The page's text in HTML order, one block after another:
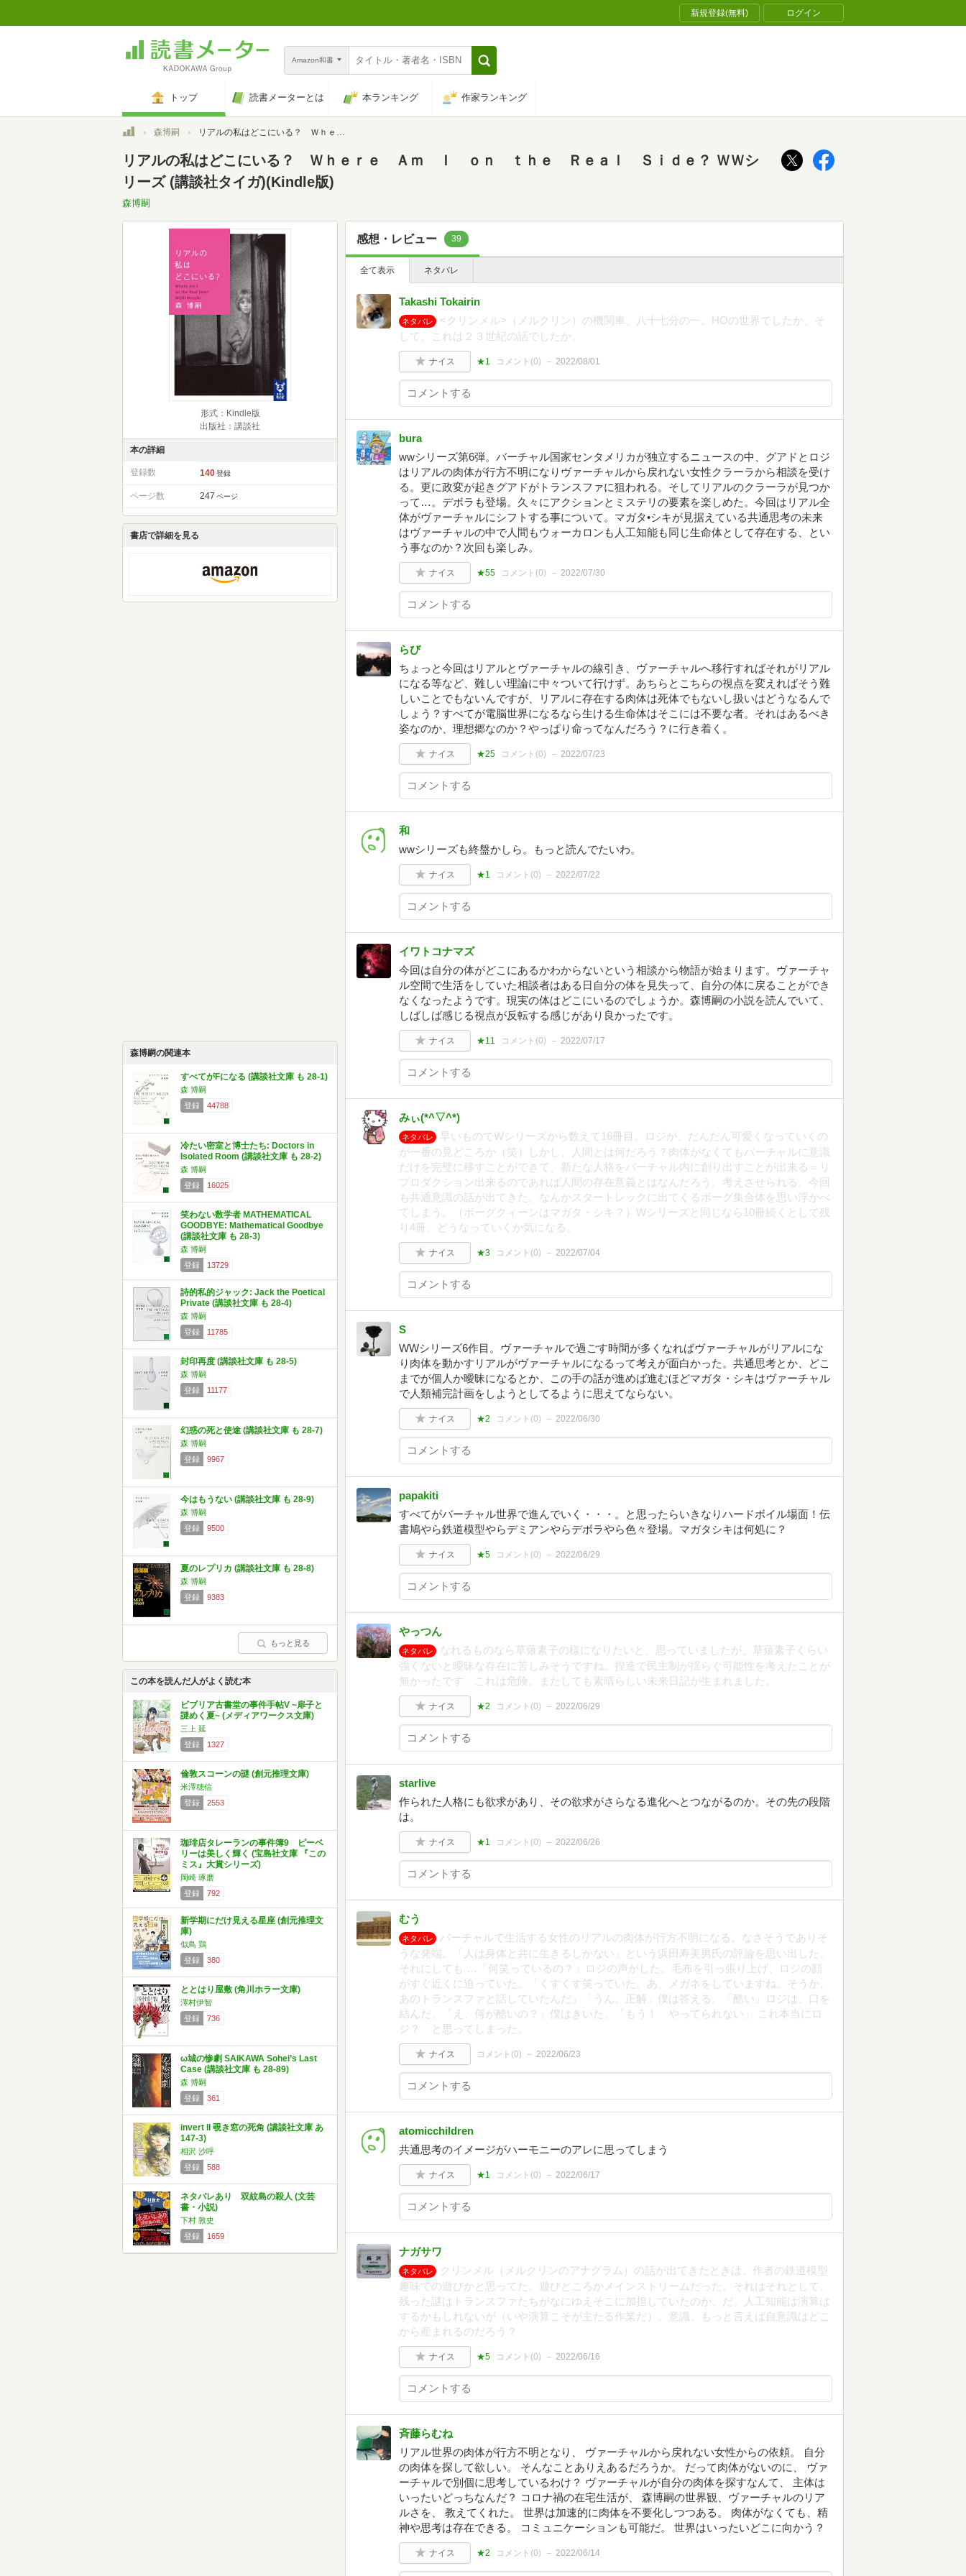
新規登録(無料) ログイン
Amazon和書
トップ 読書メーターとは 本ランキング 作家ランキング
トップ森博嗣 リアルの私はどこにいる？ Ｗｈｅｒｅ Ａｍ Ｉ ｏｎ ｔｈｅ Ｒｅａｌ Ｓｉｄｅ？ ＷＷシリーズ (講談社タイガ)
リアルの私はどこにいる？ Ｗｈｅｒｅ Ａｍ Ｉ ｏｎ ｔｈｅ Ｒｅａｌ Ｓｉｄｅ？ ＷＷシ
リーズ (講談社タイガ)(Kindle版)
森博嗣
形式：Kindle版
出版社：講談社
本の詳細
登録数 140 登録
ページ数 247 ページ
書店で詳細を見る
森博嗣の関連本
すべてがFになる (講談社文庫 も 28-1)
森 博嗣
登録
44788
冷たい密室と博士たち: Doctors in
Isolated Room (講談社文庫 も 28-2)
森 博嗣
登録
16025
笑わない数学者 MATHEMATICAL
GOODBYE: Mathematical Goodbye
(講談社文庫 も 28-3)
森 博嗣
登録
13729
詩的私的ジャック: Jack the Poetical
Private (講談社文庫 も 28-4)
森 博嗣
登録
11785
封印再度 (講談社文庫 も 28-5)
森 博嗣
登録
11177
幻惑の死と使途 (講談社文庫 も 28-7)
森 博嗣
登録
9967
今はもうない (講談社文庫 も 28-9)
森 博嗣
登録
9500
夏のレプリカ (講談社文庫 も 28-8)
森 博嗣
登録
9383
もっと見る
この本を読んだ人がよく読む本
ビブリア古書堂の事件手帖V ~扉子と
謎めく夏~ (メディアワークス文庫)
三上 延
登録
1327
倫敦スコーンの謎 (創元推理文庫)
米澤穂信
登録
2553
珈琲店タレーランの事件簿9 ピーベ
リーは美しく輝く (宝島社文庫 『この
ミス』大賞シリーズ)
岡崎 琢磨
登録
792
新学期にだけ見える星座 (創元推理文
庫)
似鳥 鶏
登録
380
ととはり屋敷 (角川ホラー文庫)
澤村伊智
登録
736
ω城の惨劇 SAIKAWA Sohei’s Last
Case (講談社文庫 も 28-89)
森 博嗣
登録
361
invert II 覗き窓の死角 (講談社文庫 あ
147-3)
相沢 沙呼
登録
588
ネタバレあり 双紋島の殺人 (文芸
書・小説)
下村 敦史
登録
1659
感想・レビュー 39
全て表示 ネタバレ
Takashi Tokairin
ネタバレ
<クリンメル>（メルクリン）の機関車、八十七分の一。HOの世界でしたか。そ
して、これは２３世紀の話でしたか。
ナイス ★1 コメント(0) 2022/08/01
bura
wwシリーズ第6弾。バーチャル国家センタメリカが独立するニュースの中、グアドとロジ
はリアルの肉体が行方不明になりヴァーチャルから戻れない女性クラーラから相談を受け
る。更に政変が起きグアドがトランスファに狙われる。そしてリアルのクラーラが見つか
って…。デボラも登場。久々にアクションとミステリの要素を楽しめた。今回はリアル全
体がヴァーチャルにシフトする事について。マガタ•シキが見据えている共通思考の未来
はヴァーチャルの中で人間もウォーカロンも人工知能も同じ生命体として存在する、とい
う事なのか？次回も楽しみ。
ナイス ★55 コメント(0) 2022/07/30
らび
ちょっと今回はリアルとヴァーチャルの線引き、ヴァーチャルへ移行すればそれがリアル
になる等など、難しい理論に中々ついて行けず。あちらとこちらの視点を変えればそう難
しいことでもないんですが、リアルに存在する肉体は死体でもないし扱いはどうなるんで
しょう？すべてが電脳世界になるなら生ける生命体はそこには不要な者。それはあるべき
姿なのか、理想郷なのか？やっぱり命ってなんだろう？に行き着く。
ナイス ★25 コメント(0) 2022/07/23
和
wwシリーズも終盤かしら。もっと読んでたいわ。
ナイス ★1 コメント(0) 2022/07/22
イワトコナマズ
今回は自分の体がどこにあるかわからないという相談から物語が始まります。ヴァーチャ
ル空間で生活をしていた相談者はある日自分の体を見失って、自分の体に戻ることができ
なくなったようです。現実の体はどこにいるのでしょうか。森博嗣の小説を読んでいて、
しばしば感じる視点が反転する感じがあり良かったです。
ナイス ★11 コメント(0) 2022/07/17
みぃ(*^▽^*)
ネタバレ
早いものでWシリーズから数えて16冊目。ロジが、だんだん可愛くなっていくの
が一番の見どころか（笑）しかし、人間とは何だろう？肉体がなくてもバーチャルに意識
だけを完璧に移すことができて、新たな人格をバーチャル内に創り出すことが出来る＝リ
プロダクション出来るのであれば人間の存在意義とはなんだろう。考えさせられる。今回
も共通意識の話が出てきた。なんかスタートレックに出てくるボーグ集合体を思い浮かべ
てしまう。（ボーグクィーンはマガタ・シキ？）Wシリーズと同じなら10冊続くとして残
り4冊。どうなっていくか気になる。
ナイス ★3 コメント(0) 2022/07/04
S
WWシリーズ6作目。ヴァーチャルで過ごす時間が多くなればヴァーチャルがリアルにな
り肉体を動かすリアルがヴァーチャルになるって考えが面白かった。共通思考とか、どこ
までが個人か曖昧になるとか、この手の話が進めば進むほどマガタ・シキはヴァーチャル
で人類補完計画をしようとしてるように思えてならない。
ナイス ★2 コメント(0) 2022/06/30
papakiti
すべてがバーチャル世界で進んでいく・・・。と思ったらいきなりハードボイル場面！伝
書鳩やら鉄道模型やらデミアンやらデボラやら色々登場。マガタシキは何処に？
ナイス ★5 コメント(0) 2022/06/29
やっつん
ネタバレ
なれるものなら草薙素子の様になりたいと、思っていましたが、草薙素子くらい
強くないと曖昧な存在に苦しみそうですね。捏造で民主制が揺らぐ可能性を考えたことが
無かったです。これは危険。またしても素晴らしい未来日記が生まれました。
ナイス ★2 コメント(0) 2022/06/29
starlive
作られた人格にも欲求があり、その欲求がさらなる進化へとつながるのか。その先の段階
は。
ナイス ★1 コメント(0) 2022/06/26
むう
ネタバレ
バーチャルで生活する女性のリアルの肉体が行方不明になる。なさそうでありそ
うな発端。「人は身体と共に生きるしかない」という浜田寿美男氏の評論を思い出した。
それにしても …「何笑っているの？」ロジの声がした。毛布を引っ張り上げ、ロジの顔
がすぐ近くに迫っていた。「くすくす笑っていた。あ、メガネをしていますね。そうか、
あのトランスファと話していたんだ」「うん、正解」僕は答える。「酷い」ロジは、口を
結んだ。「え、何が酷いの？」僕はきいた。「もう！ やってられない」 これ本当にロ
ジ？ と思ってしまった。
ナイス コメント(0) 2022/06/23
atomicchildren
共通思考のイメージがハーモニーのアレに思ってしまう
ナイス ★1 コメント(0) 2022/06/17
ナガサワ
ネタバレ
クリンメル（メルクリンのアナグラム）の話が出てきたときは、作者の鉄道模型
趣味での遊びかと思ってた。遊びどころかメインストリームだった。それはそれとして、
残った謎はトランスファたちがなにゆえそこに加担していたのか、だ。人工知能は演算は
するかもしれないが（いや演算こそが主たる作業だ）、意識、もっと言えば自意識はどこ
から産まれるのだろう？
ナイス ★5 コメント(0) 2022/06/16
斉藤らむね
リアル世界の肉体が行方不明となり、 ヴァーチャルから戻れない女性からの依頼。 自分
の肉体を探して欲しい。 そんなことありえあるだろうか。 だって肉体がないのに、 ヴァ
ーチャルで別個に思考しているわけ？ ヴァーチャルが自分の肉体を探すなんて、 主体は
いったいどっちなんだ？ コロナ禍の在宅生活が、 森博嗣の世界観、ヴァーチャルのリア
ルさを、 教えてくれた。 世界は加速的に肉体を不要化しつつある。 肉体がなくても、精
神や思考は存在できる。 コミュニケーションも可能だ。 世界はいったいどこに向かう？
ナイス ★2 コメント(0) 2022/06/14